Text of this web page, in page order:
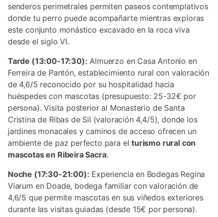
senderos perimetrales permiten paseos contemplativos
donde tu perro puede acompañarte mientras exploras
este conjunto monástico excavado en la roca viva
desde el siglo VI.
Tarde (13:00-17:30): Almuerzo en Casa Antonio en
Ferreira de Pantón, establecimiento rural con valoración
de 4,6/5 reconocido por su hospitalidad hacia
huéspedes con mascotas (presupuesto: 25-32€ por
persona). Visita posterior al Monasterio de Santa
Cristina de Ribas de Sil (valoración 4,4/5), donde los
jardines monacales y caminos de acceso ofrecen un
ambiente de paz perfecto para elturismo rural con
mascotas en Ribeira Sacra.
Noche (17:30-21:00): Experiencia en Bodegas Regina
Viarum en Doade, bodega familiar con valoración de
4,6/5 que permite mascotas en sus viñedos exteriores
durante las visitas guiadas (desde 15€ por persona).